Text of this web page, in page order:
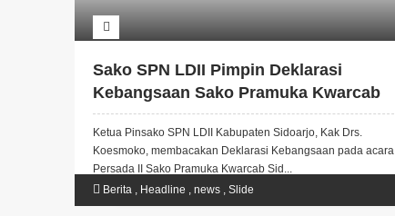
Sako SPN LDII Pimpin Deklarasi
Kebangsaan Sako Pramuka Kwarcab
Sidoarjo
Ketua Pinsako SPN LDII Kabupaten Sidoarjo, Kak Drs.
Koesmoko, membacakan Deklarasi Kebangsaan pada acara
Persada II Sako Pramuka Kwarcab Sid...
Berita , Headline , news , Slide